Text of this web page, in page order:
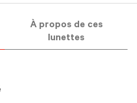
À propos de ces
lunettes